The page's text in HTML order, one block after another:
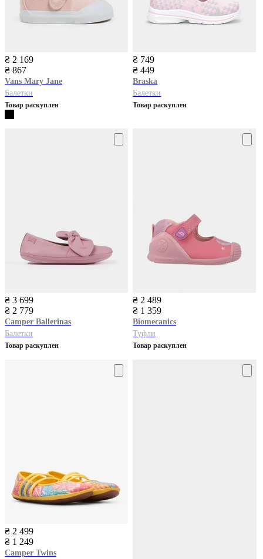
₴ 2 169
₴ 867
Vans Mary Jane
Балетки
Товар раскуплен
₴ 749
₴ 449
Braska
Балетки
Товар раскуплен
₴ 3 699
₴ 2 779
Camper Ballerinas
Балетки
Товар раскуплен
₴ 2 489
₴ 1 359
Biomecanics
Туфли
Товар раскуплен
₴ 2 499
₴ 1 249
Camper Twins